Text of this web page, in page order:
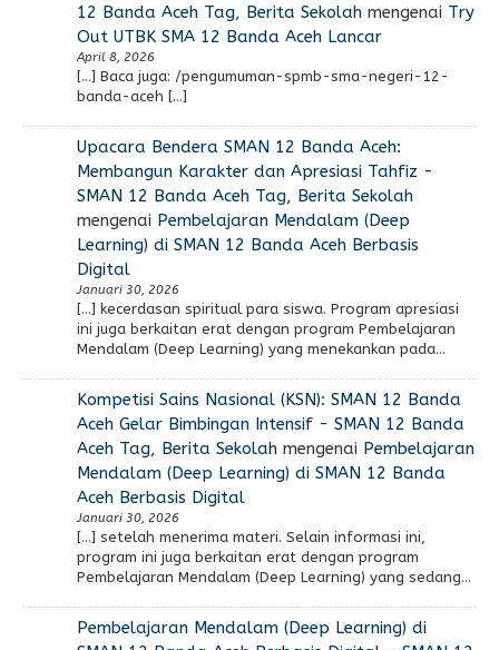
12 Banda Aceh Tag, Berita Sekolahmengenai Try
Out UTBK SMA 12 Banda Aceh Lancar
April 8, 2026
[…] Baca juga: /pengumuman-spmb-sma-negeri-12-
banda-aceh […]
Upacara Bendera SMAN 12 Banda Aceh:
Membangun Karakter dan Apresiasi Tahfiz -
SMAN 12 Banda Aceh Tag, Berita Sekolah
mengenai Pembelajaran Mendalam (Deep
Learning) di SMAN 12 Banda Aceh Berbasis
Digital
Januari 30, 2026
[…] kecerdasan spiritual para siswa. Program apresiasi
ini juga berkaitan erat dengan program Pembelajaran
Mendalam (Deep Learning) yang menekankan pada…
Kompetisi Sains Nasional (KSN): SMAN 12 Banda
Aceh Gelar Bimbingan Intensif - SMAN 12 Banda
Aceh Tag, Berita Sekolahmengenai Pembelajaran
Mendalam (Deep Learning) di SMAN 12 Banda
Aceh Berbasis Digital
Januari 30, 2026
[…] setelah menerima materi. Selain informasi ini,
program ini juga berkaitan erat dengan program
Pembelajaran Mendalam (Deep Learning) yang sedang…
Pembelajaran Mendalam (Deep Learning) di